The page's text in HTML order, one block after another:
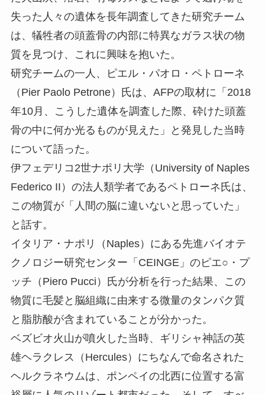
失った人々の遺体を長年調査してきた研究チーム
は、犠牲者の頭蓋骨の内部に特異なガラス状の物
質を見つけ、これに興味を抱いた。
研究チームの一人、ピエル・パオロ・ペトローネ
（Pier Paolo Petrone）氏は、AFPの取材に「2018
年10月、こうした遺体を調査した際、砕けた頭蓋
骨の中に何か光るものが見えた」と発見した当時
について語った。
伊フェデリコ2世ナポリ大学（University of Naples
Federico II）の法人類学者であるペトローネ氏は、
この物質が「人間の脳に違いないと思っていた」
と話す。
イタリア・ナポリ（Naples）にある先進バイオテ
クノロジー研究センター「CEINGE」のピエ○・プ
ッチ（Piero Pucci）氏が分析を行った結果、この
物質に毛髪と脳組織に由来する微量のタンパク質
と脂肪酸が含まれていることが分かった。
ベズビオ火山が噴火した当時、ギリシャ神話の英
雄ヘラクレス（Hercules）にちなんで命名された
ヘルクラネウムは、ポンペイの北西に位置する富